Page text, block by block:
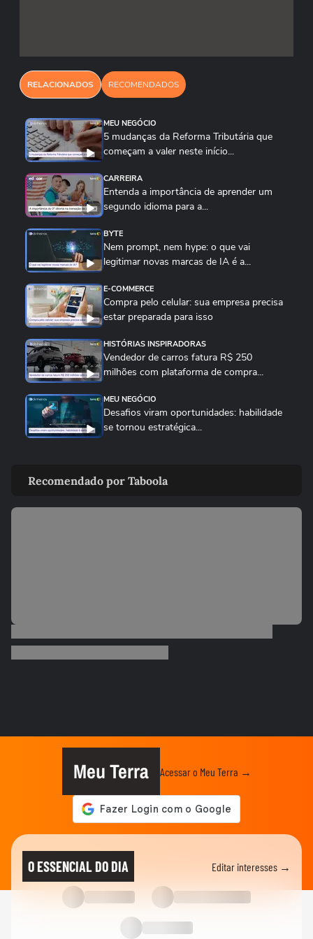
RELACIONADOS RECOMENDADOS
MEU NEGÓCIO
5 mudanças da Reforma Tributária que
começam a valer neste início...
CARREIRA
Entenda a importância de aprender um
segundo idioma para a...
BYTE
Nem prompt, nem hype: o que vai
legitimar novas marcas de IA é a...
E-COMMERCE
Compra pelo celular: sua empresa precisa
estar preparada para isso
HISTÓRIAS INSPIRADORAS
Vendedor de carros fatura R$ 250
milhões com plataforma de compra...
MEU NEGÓCIO
Desafios viram oportunidades: habilidade
se tornou estratégica...
complexo do que nos EUA
MEU NEGÓCIO
os brinquedos artesanais...
Mini CEOs: adolescentes buscam
formação empreendedora antes de...
Transporte executivo de luxo vira negócio
rentável nos EUA
Como crescer sem aporte: investir no time
de vendas é a solução
Recomendado por Taboola
Meu Terra Acessar o Meu Terra →
O ESSENCIAL DO DIA Editar interesses →